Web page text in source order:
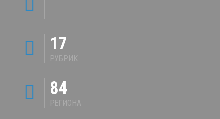
17
РУБРИК
84
РЕГИОНА